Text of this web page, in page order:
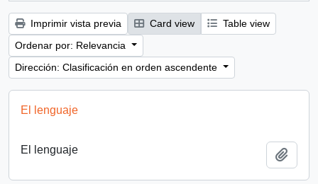
Imprimir vista previa Card view
Table view
Ordenar por: Relevancia
Dirección: Clasificación en orden ascendente
El lenguaje
El lenguaje